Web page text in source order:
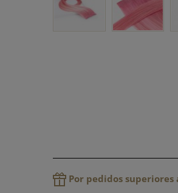
Por pedidos